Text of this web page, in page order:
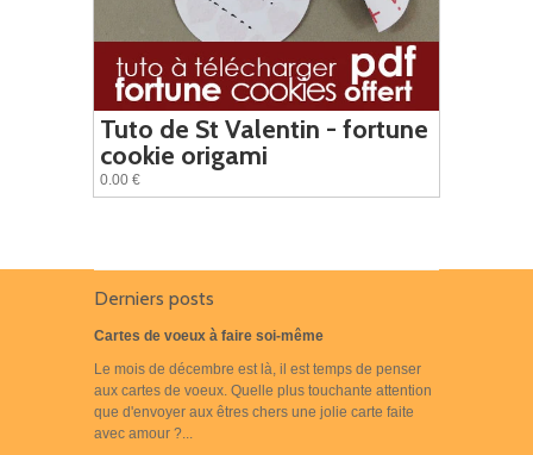
Tuto de St Valentin - fortune
cookie origami
0.00 €
Derniers posts
Cartes de voeux à faire soi-même
Le mois de décembre est là, il est temps de penser
aux cartes de voeux. Quelle plus touchante attention
que d'envoyer aux êtres chers une jolie carte faite
avec amour ?...